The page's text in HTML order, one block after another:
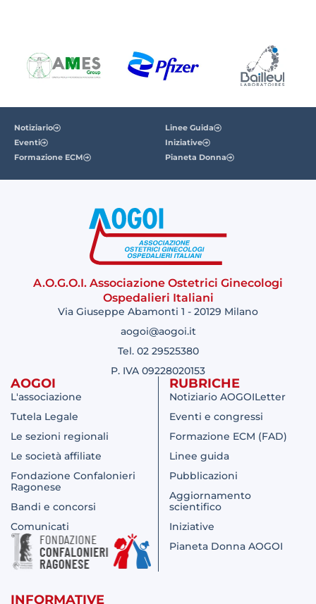
Notiziario
Eventi
Formazione ECM
Linee Guida
Iniziative
Pianeta Donna
A.O.G.O.I. Associazione Ostetrici Ginecologi
Ospedalieri Italiani
Via Giuseppe Abamonti 1 - 20129 Milano
aogoi@aogoi.it
Tel. 02 29525380
P. IVA 09228020153
AOGOI
L'associazione
Tutela Legale
Le sezioni regionali
Le società affiliate
Fondazione Confalonieri
Ragonese
Bandi e concorsi
Comunicati
RUBRICHE
Notiziario AOGOILetter
Eventi e congressi
Formazione ECM (FAD)
Linee guida
Pubblicazioni
Aggiornamento
scientifico
Iniziative
Pianeta Donna AOGOI
INFORMATIVE